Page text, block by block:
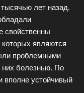
лет назад.
свойственны
являются
проблемными
болезнью. По
вполне устойчивый